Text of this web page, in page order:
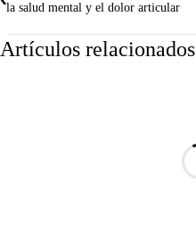
la salud mental y el dolor articular
Artículos relacionados